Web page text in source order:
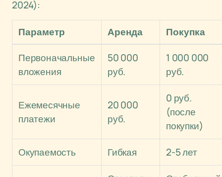
2024):
Параметр Аренда Покупка
Первоначальные
вложения
50 000
руб.
1 000 000
руб.
Ежемесячные
платежи
20 000
руб.
0 руб.
(после
покупки)
Окупаемость Гибкая 2-5 лет